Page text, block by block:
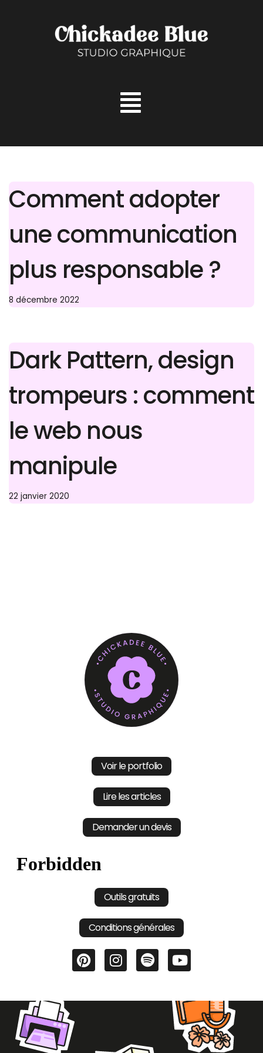
Comment adopter
une communication
plus responsable ?
8 décembre 2022
Dark Pattern, design
trompeurs : comment
le web nous
manipule
22 janvier 2020
Voir le portfolio
Lire les articles
Demander un devis
Outils gratuits
Conditions générales